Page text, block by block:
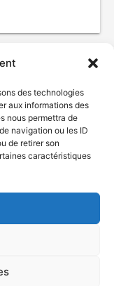
des technologies
aux informations des
nous permettra de
navigation ou les ID
de retirer son
caractéristiques
2026